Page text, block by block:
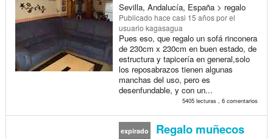
Sevilla, Andalucía, España > regalo
Publicado hace casi 15 añospor el
usuario kagasagua
Pues eso, que regalo un sofá rinconera
de 230cm x 230cm en buen estado, de
estructura y tapicería en general,solo
los reposabrazos tienen algunas
manchas del uso, pero es
desenfundable, y con un...
5405 lecturas , 6 comentarios
expirado
Regalo muñecos